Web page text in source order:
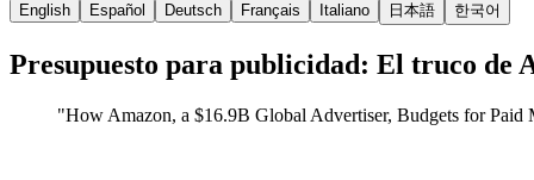
English Español Deutsch Français Italiano 日本語 한국어
Presupuesto para publicidad: El truco de
"How Amazon, a $16.9B Global Advertiser, Budgets for Paid